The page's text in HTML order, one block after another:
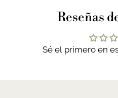
Reseñas
Sé el primero en